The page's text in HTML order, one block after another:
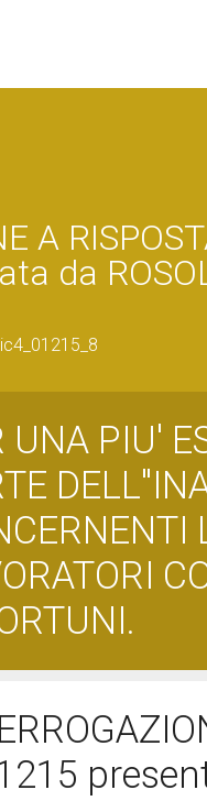
A
da
UNA PIU'